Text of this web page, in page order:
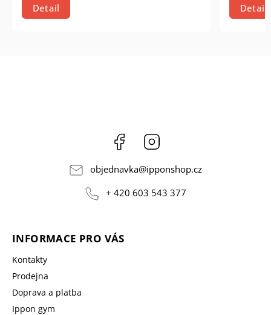
Detail Detail
Facebook
objednavka@ipponshop.cz
+ 420 603 543 377
INFORMACE PRO VÁS
Kontakty
Prodejna
Doprava a platba
Ippon gym